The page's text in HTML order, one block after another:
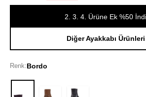
2. 3. 4. Ürüne Ek %50
Diğer Ayakkabı Ürünleri
Renk:Bordo